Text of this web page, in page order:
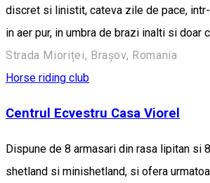
discret si linistit, cateva zile de pace,
in aer pur, in umbra de brazi inalti si doar
Strada Mioriței, Brașov, Romania
Horse riding club
Centrul Ecvestru Casa Viorel
Dispune de 8 armasari din rasa lipitan si
shetland si minishetland, si ofera